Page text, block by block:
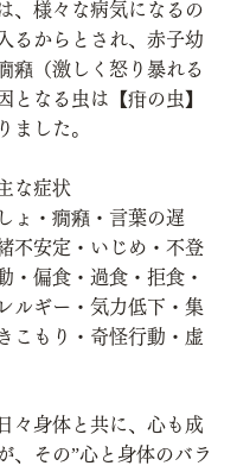
、様々な病気になるの
るからとされ、赤子幼
癪（激しく怒り暴れる
となる虫は【疳の虫】
ました。
な症状
ょ・癇癪・言葉の遅
不安定・いじめ・不登
・偏食・過食・拒食・
ルギー・気力低下・集
こもり・奇怪行動・虚
々身体と共に、心も成
、その”心と身体のバラ